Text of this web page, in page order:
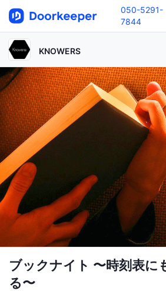
050-5291-
7844
KNOWERS
ブックナイト 〜時刻表に
る〜